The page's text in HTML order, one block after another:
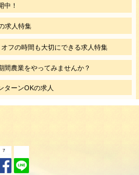
中！
求人特集
フの時間も大切にできる求人特集
間農業をやってみませんか？
ターンOKの求人